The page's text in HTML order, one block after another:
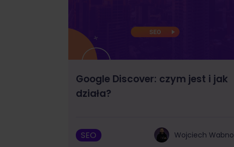
Google Discover: czym jest i jak
działa?
SEO Wojciech Wabno